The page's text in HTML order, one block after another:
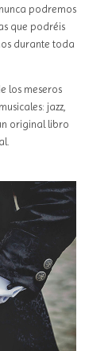
podremos
que podréis
durante toda
los meseros
jazz,
original libro